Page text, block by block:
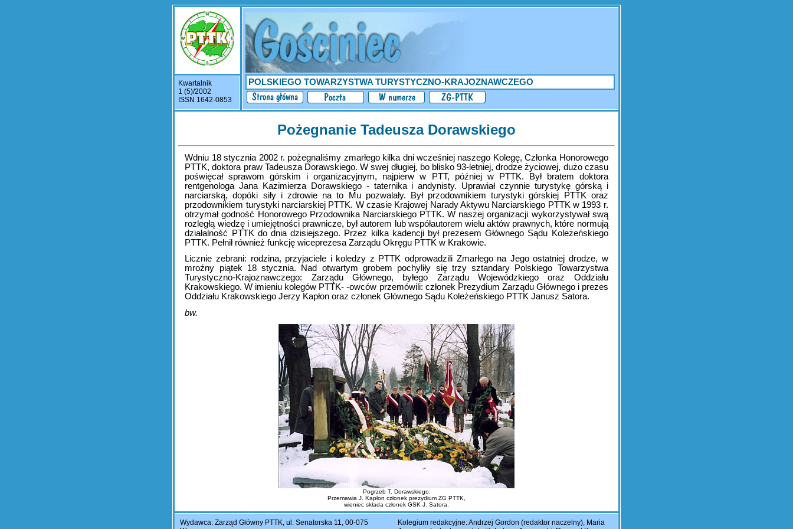
POLSKIEGO TOWARZYSTWA TURYSTYCZNO-KRAJOZNAWCZEGO
Kwartalnik
1 (5)/2002
ISSN 1642-0853
Pożegnanie Tadeusza Dorawskiego
Wdniu 18 stycznia 2002 r. pożegnaliśmy zmarłego kilka dni wcześniej naszego Kolegę, Członka Honorowego
PTTK, doktora praw Tadeusza Dorawskiego. W swej długiej, bo blisko 93-letniej, drodze życiowej, dużo czasu
poświęcał sprawom górskim i organizacyjnym, najpierw w PTT, później w PTTK. Był bratem doktora
rentgenologa Jana Kazimierza Dorawskiego - taternika i andynisty. Uprawiał czynnie turystykę górską i
narciarską, dopóki siły i zdrowie na to Mu pozwalały. Był przodownikiem turystyki górskiej PTTK oraz
przodownikiem turystyki narciarskiej PTTK. W czasie Krajowej Narady Aktywu Narciarskiego PTTK w 1993 r.
otrzymał godność Honorowego Przodownika Narciarskiego PTTK. W naszej organizacji wykorzystywał swą
rozległą wiedzę i umiejętności prawnicze, był autorem lub współautorem wielu aktów prawnych, które normują
działalność PTTK do dnia dzisiejszego. Przez kilka kadencji był prezesem Głównego Sądu Koleżeńskiego
PTTK. Pełnił również funkcję wiceprezesa Zarządu Okręgu PTTK w Krakowie.
Licznie zebrani: rodzina, przyjaciele i koledzy z PTTK odprowadzili Zmarłego na Jego ostatniej drodze, w
mroźny piątek 18 stycznia. Nad otwartym grobem pochyliły się trzy sztandary Polskiego Towarzystwa
Turystyczno-Krajoznawczego: Zarządu Głównego, byłego Zarządu Wojewódzkiego oraz Oddziału
Krakowskiego. W imieniu kolegów PTTK- -owców przemówili: członek Prezydium Zarządu Głównego i prezes
Oddziału Krakowskiego Jerzy Kapłon oraz członek Głównego Sądu Koleżeńskiego PTTK Janusz Satora.
bw.
Pogrzeb T. Dorawskiego.
Przemawia J. Kapłon członek prezydium ZG PTTK,
wieniec składa członek GSK J. Satora.
Wydawca: Zarząd Główny PTTK, ul. Senatorska 11, 00-075
Kolegium redakcyjne: Andrzej Gordon (redaktor naczelny), Maria